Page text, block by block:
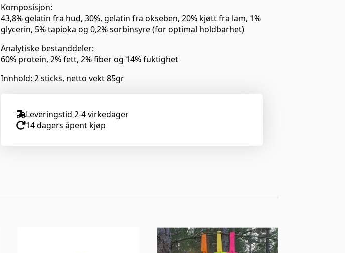
Komposisjon:
43,8% gelatin fra hud, 30%, gelatin fra okseben, 20% kjøtt fra lam, 1%
glycerin, 5% tapioka og 0,2% sorbinsyre (for optimal holdbarhet)
Analytiske bestanddeler:
60% protein, 2% fett, 2% fiber og 14% fuktighet
Innhold: 2 sticks, netto vekt 85gr
Leveringstid 2-4 virkedager
14 dagers åpent kjøp